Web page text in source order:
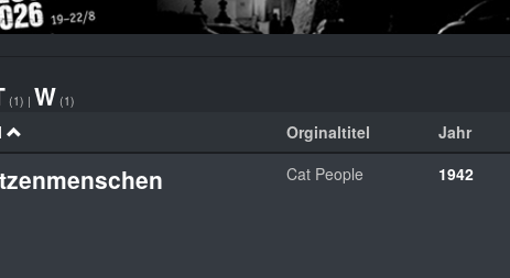
(1) | W (1)
Orginaltitel Jahr
Cat People 1942